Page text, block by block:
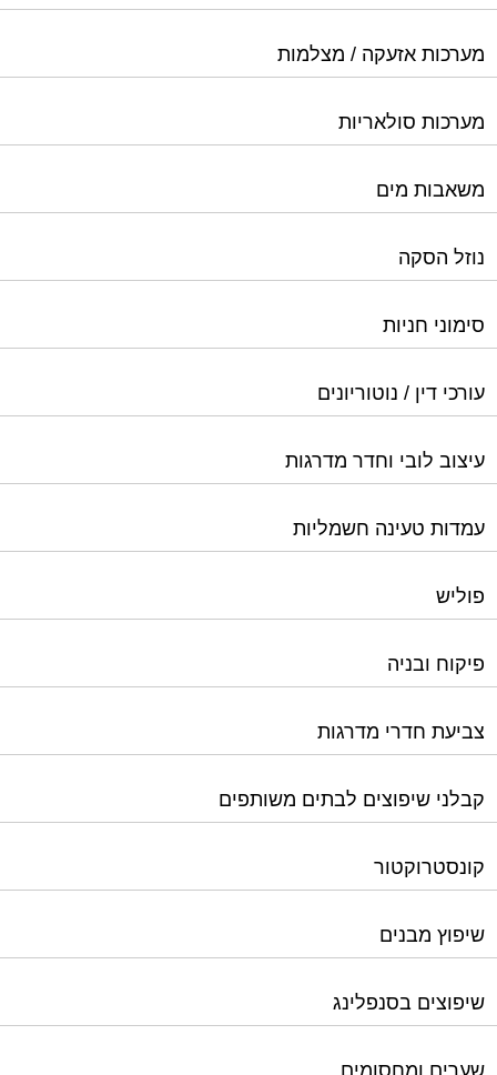
מערכות אזעקה / מצלמות
מערכות סולאריות
משאבות מים
נוזל הסקה
סימוני חניות
עורכי דין / נוטוריונים
עיצוב לובי וחדר מדרגות
עמדות טעינה חשמליות
פוליש
פיקוח ובניה
צביעת חדרי מדרגות
קבלני שיפוצים לבתים משותפים
קונסטרוקטור
שיפוץ מבנים
שיפוצים בסנפלינג
שערים ומחסומים